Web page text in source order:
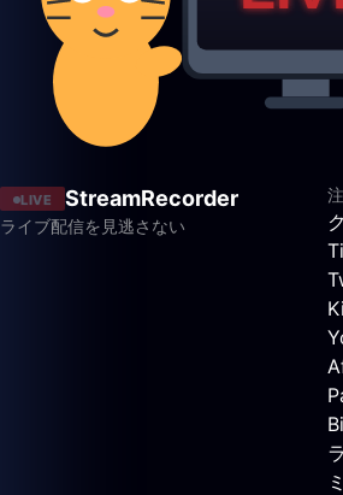
LIVE StreamRecorder
ライブ配信を見逃さない